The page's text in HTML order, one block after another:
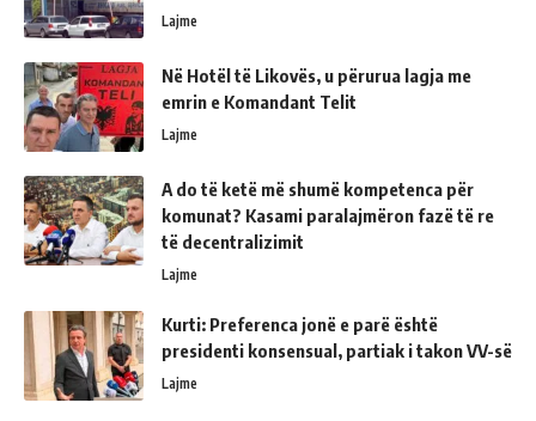
Lajme
Në Hotël të Likovës, u përurua lagja me
emrin e Komandant Telit
Lajme
A do të ketë më shumë kompetenca për
komunat? Kasami paralajmëron fazë të re
të decentralizimit
Lajme
Kurti: Preferenca jonë e parë është
presidenti konsensual, partiak i takon VV-së
Lajme